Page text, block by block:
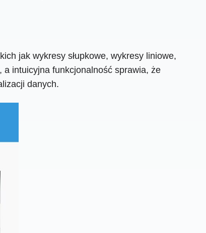
jak wykresy słupkowe, wykresy liniowe,
intuicyjna funkcjonalność sprawia, że
danych.